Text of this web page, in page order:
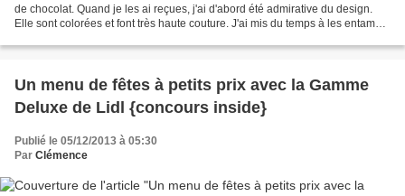
de chocolat. Quand je les ai reçues, j'ai d'abord été admirative du design.
Elle sont colorées et font très haute couture. J'ai mis du temps à les entamer
Un menu de fêtes à petits prix avec la Gamme
Deluxe de Lidl {concours inside}
Publié le 05/12/2013 à 05:30
Par Clémence